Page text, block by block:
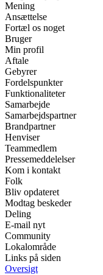
Mening
Ansættelse
Fortæl os noget
Bruger
Min profil
Aftale
Gebyrer
Fordelspunkter
Funktionaliteter
Samarbejde
Samarbejdspartner
Brandpartner
Henviser
Teammedlem
Pressemeddelelser
Kom i kontakt
Folk
Bliv opdateret
Modtag beskeder
Deling
E-mail nyt
Community
Lokalområde
Links på siden
Oversigt